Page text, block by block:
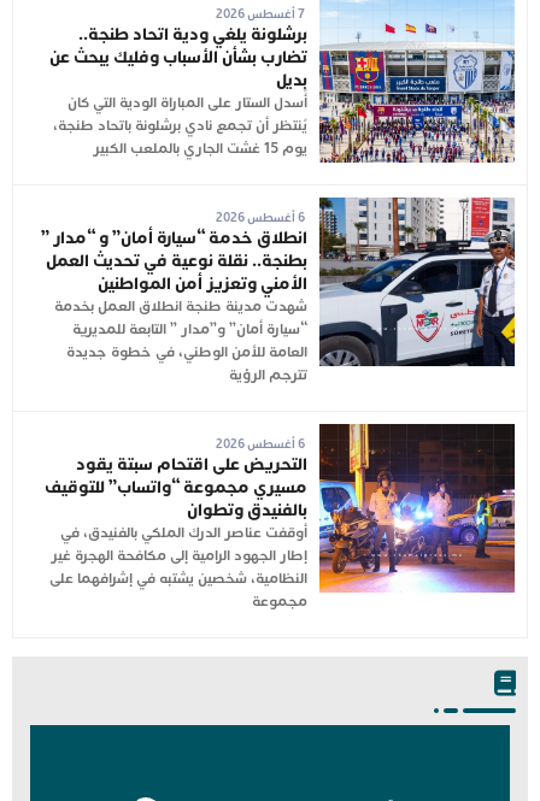
7 أغسطس 2026
برشلونة يلغي ودية اتحاد طنجة..
تضارب بشأن الأسباب وفليك يبحث عن
بديل
أُسدل الستار على المباراة الودية التي كان
يُنتظر أن تجمع نادي برشلونة باتحاد طنجة،
يوم 15 غشت الجاري بالملعب الكبير
6 أغسطس 2026
انطلاق خدمة “سيارة أمان” و “مدار ”
بطنجة.. نقلة نوعية في تحديث العمل
الأمني وتعزيز أمن المواطنين
شهدت مدينة طنجة انطلاق العمل بخدمة
“سيارة أمان” و”مدار ” التابعة للمديرية
العامة للأمن الوطني، في خطوة جديدة
تترجم الرؤية
6 أغسطس 2026
التحريض على اقتحام سبتة يقود
مسيري مجموعة “واتساب” للتوقيف
بالفنيدق وتطوان
أوقفت عناصر الدرك الملكي بالفنيدق، في
إطار الجهود الرامية إلى مكافحة الهجرة غير
النظامية، شخصين يشتبه في إشرافهما على
مجموعة